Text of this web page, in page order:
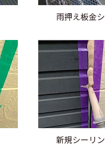
雨押え板金
新規シーリ